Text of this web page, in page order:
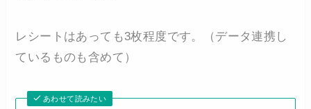
レシートはあっても3枚程度です。（データ連携し
ているものも含めて）
あわせて読みたい